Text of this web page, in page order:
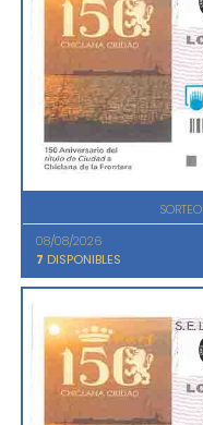
08/08/2026
7 DISPONIBLES